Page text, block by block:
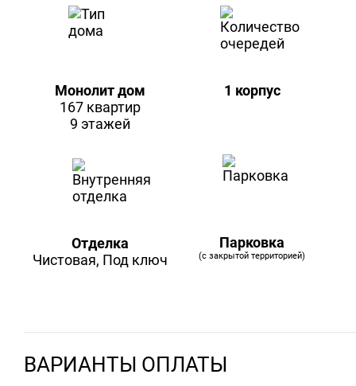
Монолит дом
167 квартир
9 этажей
1 корпус
Отделка
Чистовая, Под ключ
Парковка
(с закрытой территорией)
ВАРИАНТЫ ОПЛАТЫ